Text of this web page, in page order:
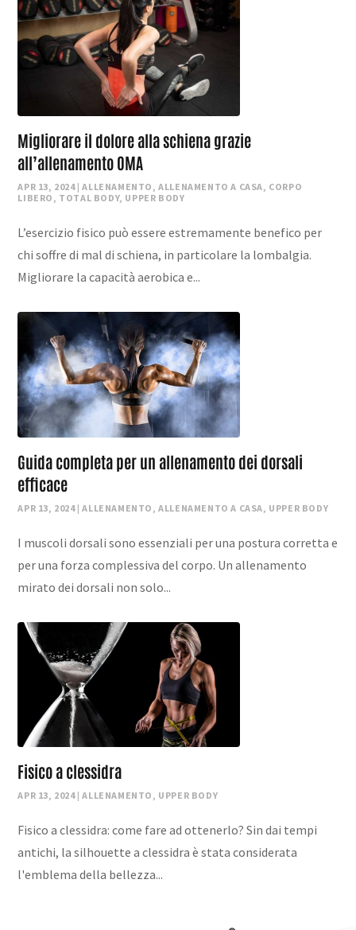
Migliorare il dolore alla schiena grazie
all’allenamento OMA
APR 13, 2024|ALLENAMENTO ,ALLENAMENTO A CASA, CORPO
LIBERO , TOTAL BODY, UPPER BODY
L’esercizio fisico può essere estremamente benefico per
chi soffre di mal di schiena, in particolare la lombalgia.
Migliorare la capacità aerobica e...
Guida completa per un allenamento dei dorsali
efficace
APR 13, 2024|ALLENAMENTO ,ALLENAMENTO A CASA, UPPER BODY
I muscoli dorsali sono essenziali per una postura corretta e
per una forza complessiva del corpo. Un allenamento
mirato dei dorsali non solo...
Fisico a clessidra
APR 13, 2024|ALLENAMENTO , UPPER BODY
Fisico a clessidra: come fare ad ottenerlo? Sin dai tempi
antichi, la silhouette a clessidra è stata considerata
l'emblema della bellezza...